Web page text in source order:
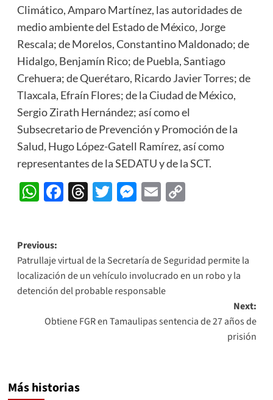
Climático, Amparo Martínez, las autoridades de
medio ambiente del Estado de México, Jorge
Rescala; de Morelos, Constantino Maldonado; de
Hidalgo, Benjamín Rico; de Puebla, Santiago
Crehuera; de Querétaro, Ricardo Javier Torres; de
Tlaxcala, Efraín Flores; de la Ciudad de México,
Sergio Zirath Hernández; así como el
Subsecretario de Prevención y Promoción de la
Salud, Hugo López-Gatell Ramírez, así como
representantes de la SEDATU y de la SCT.
WhatsApp
Facebook
Threads
Twitter
Messenger
EmailCopy
Post
navigation
Previous:
Patrullaje virtual de la Secretaría de Seguridad permite la
localización de un vehículo involucrado en un robo y la
detención del probable responsable
Next:
Obtiene FGR en Tamaulipas sentencia de 27 años de
prisión
Más historias